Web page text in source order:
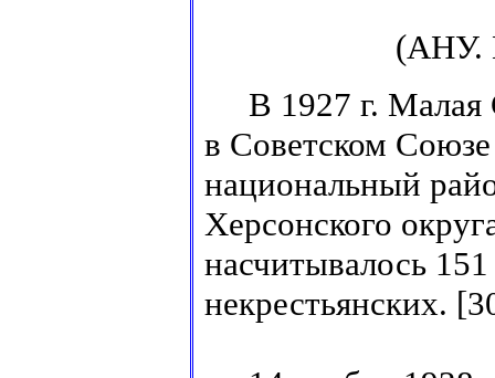
(АНУ.
В 1927 г. Малая
в Советском
национальный
Херсонского
насчитывалось
некрестьянских.